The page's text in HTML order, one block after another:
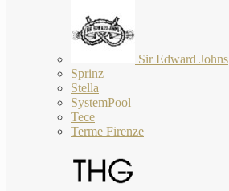
Sir Edward Johns
Sprinz
Stella
SystemPool
Tece
Terme Firenze